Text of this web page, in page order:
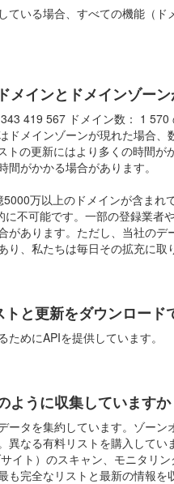
ている場合、すべての機能（
メインとドメインゾー
419 567 ドメイン数： 1
ドメインゾーンが現れた場合
トの更新にはより多くの時間
がかかる場合があります。
万以上のドメインが含ま
不可能です。一部の登録業者
があります。ただし、当社の
り、私たちは毎日その拡充に取
と更新をダウンロード
めにAPIを提供しています。
ように収集していますか
ータを集約しています。ゾー
異なる有料リストを購入して
イト）のスキャン、モニタリ
も完全なリストと最新の情報を